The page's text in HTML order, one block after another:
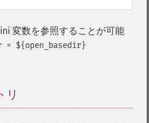
変数を参照することが可能
= ${open_basedir}
リ